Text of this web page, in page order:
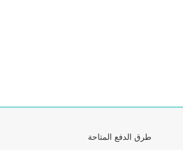
طرق الدفع المتاحة